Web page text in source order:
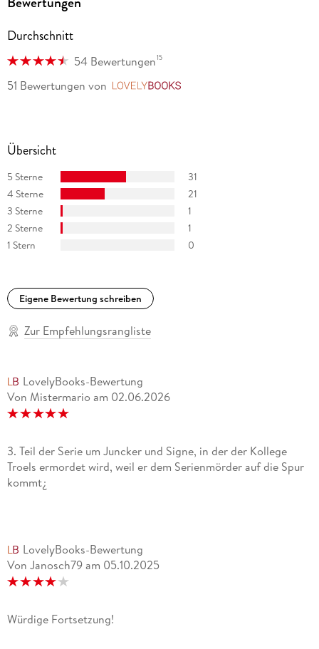
Durchschnitt
54 Bewertungen15
51 Bewertungen von
Übersicht
5 Sterne
31
4 Sterne
21
3 Sterne
1
2 Sterne
1
1 Stern
0
Eigene Bewertung schreiben
Zur Empfehlungsrangliste
LovelyBooks-Bewertung
Von Mistermario am 02.06.2026
3. Teil der Serie um Juncker und Signe, in der der Kollege
Troels ermordet wird, weil er dem Serienmörder auf die Spur
kommt¿
LovelyBooks-Bewertung
Von Janosch79 am 05.10.2025
Würdige Fortsetzung!